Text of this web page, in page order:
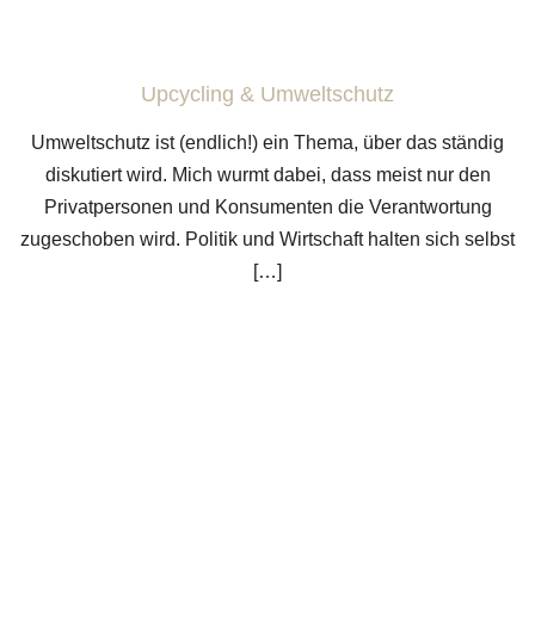
Upcycling & Umweltschutz
Umweltschutz ist (endlich!) ein Thema, über das ständig
diskutiert wird. Mich wurmt dabei, dass meist nur den
Privatpersonen und Konsumenten die Verantwortung
zugeschoben wird. Politik und Wirtschaft halten sich selbst
[…]